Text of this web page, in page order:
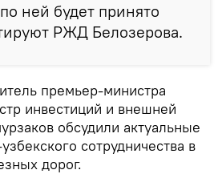
ней будет принято
РЖД Белозерова.
премьер-министра
инвестиций и внешней
обсудили актуальные
сотрудничества в
дорог.